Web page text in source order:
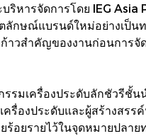
บริหารจัดการโดย IEG Asia
ลักษณ์แบรนด์ใหม่อย่างเป็น
าวสำคัญของงานก่อนการจั
รมเครื่องประดับลักชัวรีชั้นน
ครื่องประดับและผู้สร้างสรร
ร้อยรายไว้ในจุดหมายปลาย